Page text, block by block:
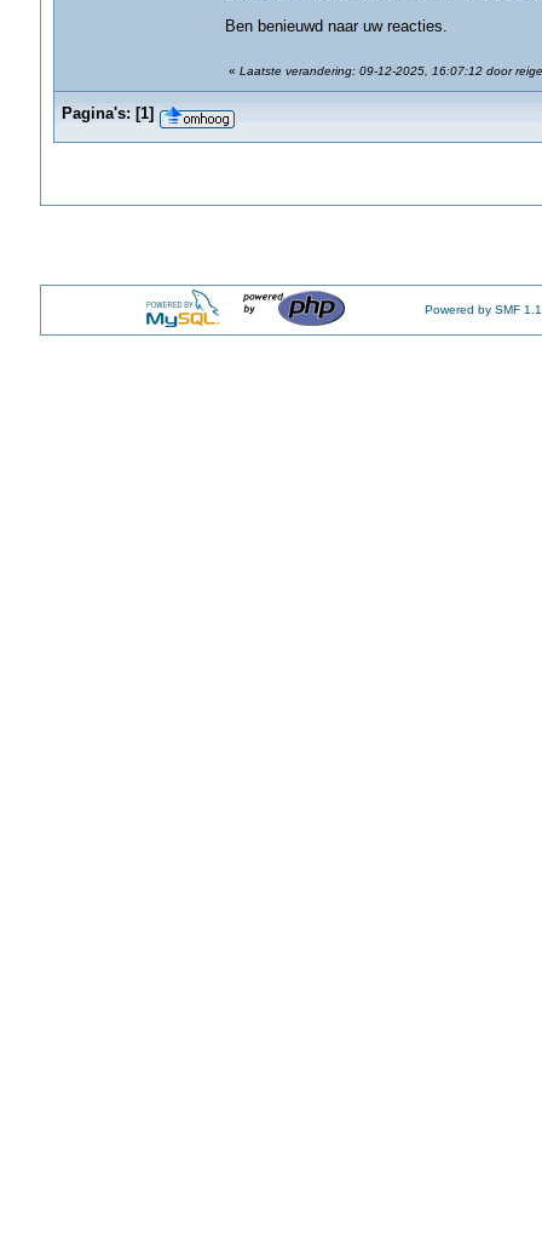
Ben benieuwd naar uw reacties.
« Laatste verandering: 09-12-2025, 16:07:12 door
Pagina's: [1]
Powered by SMF